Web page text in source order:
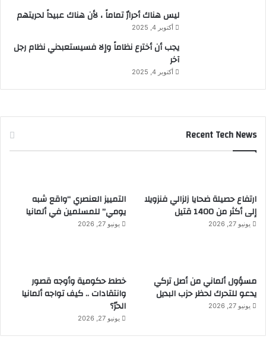
ليس هناك أحرارٌ تماماً ، لأن هناك عبيداً لحريتهم
أكتوبر 4, 2025
يجب أن أخترع نظاماً وإلا فسيستعبدني نظام رجل
آخر
أكتوبر 4, 2025
Recent Tech News
ارتفاع حصيلة ضحايا زلزالي فنزويلا
إلى أكثر من 1400 قتيل
يونيو 27, 2026
التمييز العنصري “واقع شبه
يومي” للمسلمين في ألمانيا
يونيو 27, 2026
مسؤول ألماني من أصل تركي
يدعو للتحرك لحظر حزب البديل
يونيو 27, 2026
خطط حكومية وأوجه قصور
وانتقادات .. كيف تواجه ألمانيا
الحرّ؟
يونيو 27, 2026